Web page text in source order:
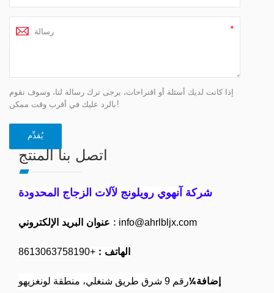
إذا كانت لديك أسئلة أو اقتراحات، يرجى ترك رسالة لنا، وسوف نقوم
بالرد عليك في أقرب وقت ممكن!
اتصل بنا المنتج
شركة آنهوي رويلونج لآلات الزجاج المحدودة
: info@ahrlbljx.com
الهاتف : +8613063758190
إضافة¼رقم 9 شرق طريق شنغلي، منطقة لونغزيهو